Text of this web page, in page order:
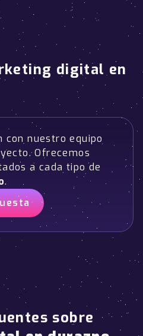
digital en
con nuestro equipo
Ofrecemos
a cada tipo de
.
sobre